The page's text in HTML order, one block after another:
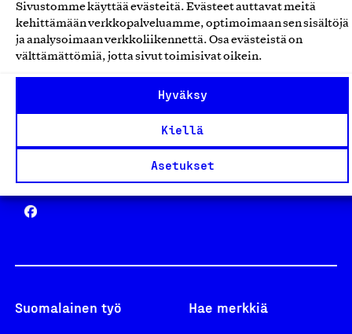
Sivustomme käyttää evästeitä. Evästeet auttavat meitä
kehittämään verkkopalveluamme, optimoimaan sen sisältöjä
ja analysoimaan verkkoliikennettä. Osa evästeistä on
välttämättömiä, jotta sivut toimisivat oikein.
Hyväksy
Kiellä
Asetukset
Avainlippu
Yhteiskunnallinen Yritys -merkki
Suomalainen työ Hae merkkiä